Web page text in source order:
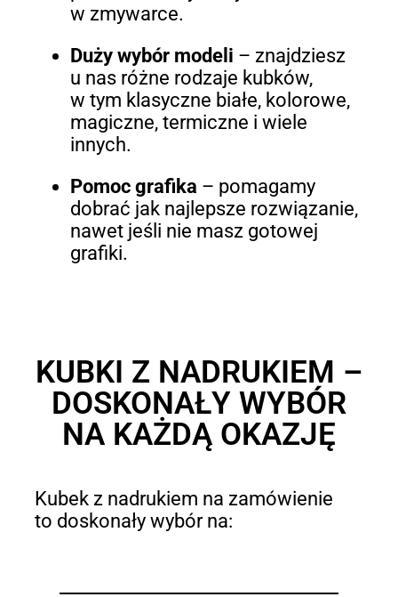
w zmywarce.
Duży wybór modeli – znajdziesz
u nas różne rodzaje kubków,
w tym klasyczne białe, kolorowe,
magiczne, termiczne i wiele
innych.
Pomoc grafika – pomagamy
dobrać jak najlepsze rozwiązanie,
nawet jeśli nie masz gotowej
grafiki.
KUBKI Z NADRUKIEM –
DOSKONAŁY WYBÓR
NA KAŻDĄ OKAZJĘ
Kubek z nadrukiem na zamówienie
to doskonały wybór na: